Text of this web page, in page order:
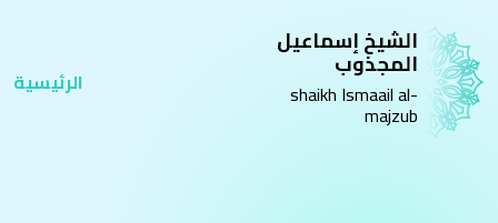
الشيخ إسماعيل
المجذوب
shaikh Ismaail al-
majzub
الرئيسية